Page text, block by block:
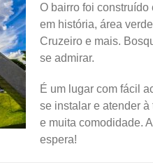
O bairro foi
em história, área
Cruzeiro e mais.
se admirar.
É um lugar com fácil
se instalar e atender
e muita comodidade.
espera!